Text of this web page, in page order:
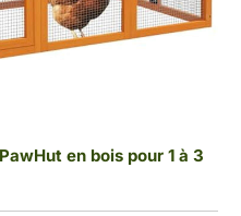
en bois pour 1 à 3